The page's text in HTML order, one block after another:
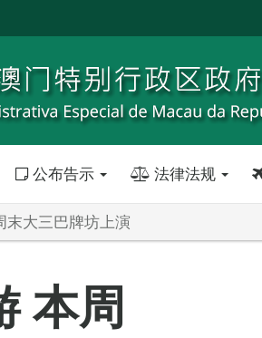
公布告示 法律法规
末大三巴牌坊上演
本周